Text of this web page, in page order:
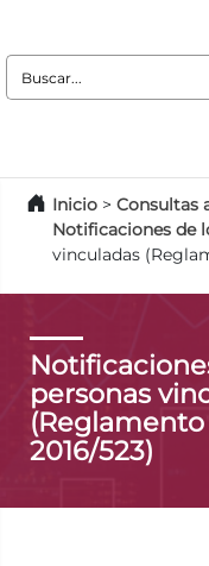
Buscar:
Inicio > Consultas
Notificaciones de
vinculadas
personas
2016/523)